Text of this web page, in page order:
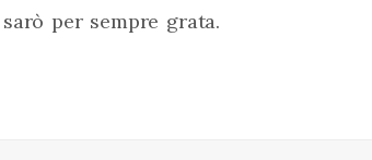
per sempre grata.